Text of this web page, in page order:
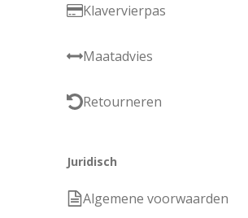
Klavervierpas
Maatadvies
Retourneren
Juridisch
Algemene voorwaarden